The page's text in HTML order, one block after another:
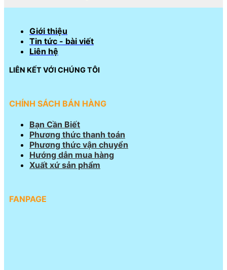
Giới thiệu
Tin tức - bài viết
Liên hệ
LIÊN KẾT VỚI CHÚNG TÔI
CHÍNH SÁCH BÁN HÀNG
Bạn Cần Biết
Phương thức thanh toán
Phương thức vận chuyển
Hướng dẫn mua hàng
Xuất xứ sản phẩm
FANPAGE